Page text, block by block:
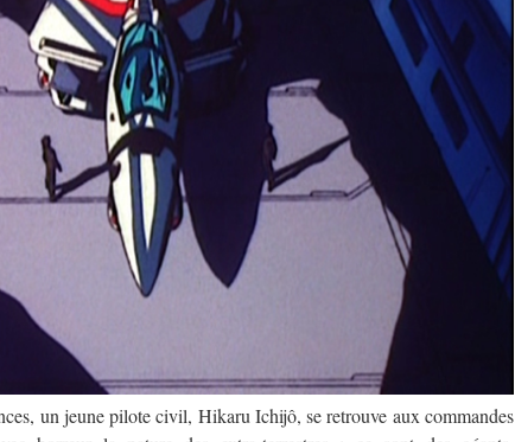
un jeune pilote civil, Hikaru Ichijô, se retrouve aux commandes